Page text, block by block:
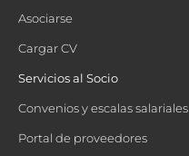
Asociarse
Cargar CV
Servicios al Socio
Convenios y escalas salariales
Portal de proveedores